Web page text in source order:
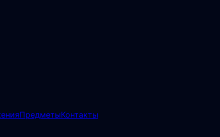
ПредметыКонтакты